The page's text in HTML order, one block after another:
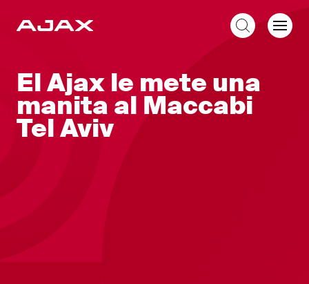
El Ajax le mete una
manita al Maccabi
Tel Aviv